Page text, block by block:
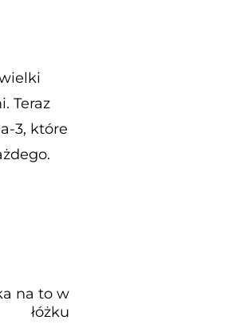
Teraz
3, które
na to w
łóżku